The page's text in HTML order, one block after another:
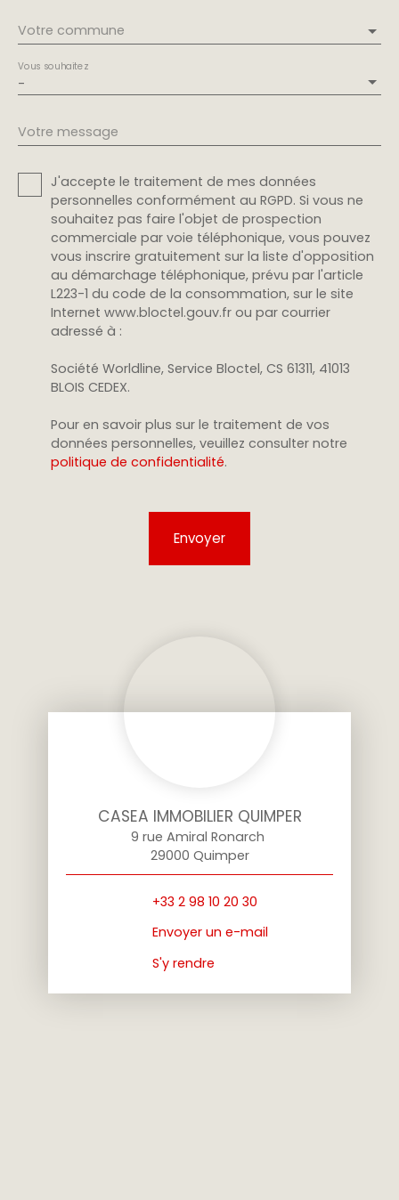
Votre commune
-
Vous souhaitez
Votre message
J'accepte le traitement de mes données
personnelles conformément au RGPD. Si vous ne
souhaitez pas faire l'objet de prospection
commerciale par voie téléphonique, vous pouvez
vous inscrire gratuitement sur la liste d'opposition
au démarchage téléphonique, prévu par l'article
L223-1 du code de la consommation, sur le site
Internet www.bloctel.gouv.fr ou par courrier
adressé à :
Société Worldline, Service Bloctel, CS 61311, 41013
BLOIS CEDEX.
Pour en savoir plus sur le traitement de vos
données personnelles, veuillez consulter notre
politique de confidentialité.
Envoyer
CASEA IMMOBILIER QUIMPER
9 rue Amiral Ronarch
29000 Quimper
+33 2 98 10 20 30
Envoyer un e-mail
S'y rendre